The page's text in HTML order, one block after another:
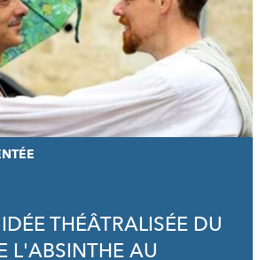
THÉÂTRALISÉE DU
L'ABSINTHE AU